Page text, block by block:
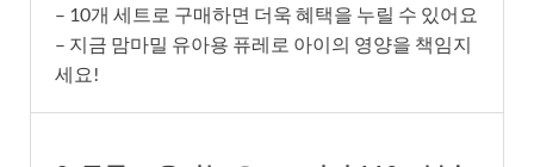
– 10개 세트로 구매하면 더욱 혜택을 누릴 수 있어요
– 지금 맘마밀 유아용 퓨레로 아이의 영양을 책임지
세요!